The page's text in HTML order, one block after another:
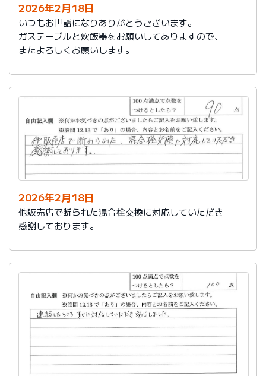
2026年2月18日
いつもお世話になりありがとうございます。
ガステーブルと炊飯器をお願いしてありますので、
またよろしくお願いします。
2026年2月18日
他販売店で断られた混合栓交換に対応していただき
感謝しております。